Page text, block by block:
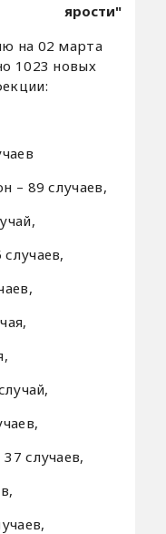
ярости"
на 02 марта
1023 новых
– 89 случаев,
случаев,